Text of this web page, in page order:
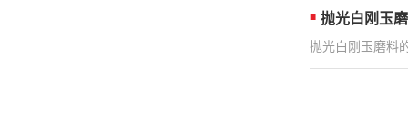
抛光白刚玉
抛光白刚玉磨料